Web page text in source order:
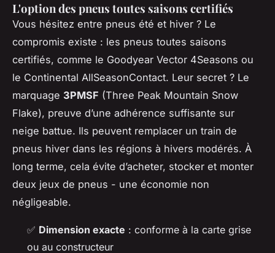
L'option des pneus toutes saisons certifiés
Vous hésitez entre pneus été et hiver ? Le
compromis existe : les pneus toutes saisons
certifiés, comme le Goodyear Vector 4Seasons ou
le Continental AllSeasonContact. Leur secret ? Le
marquage 3PMSF (Three Peak Mountain Snow
Flake), preuve d’une adhérence suffisante sur
neige battue. Ils peuvent remplacer un train de
pneus hiver dans les régions à hivers modérés. À
long terme, cela évite d’acheter, stocker et monter
deux jeux de pneus - une économie non
négligeable.
✅ Dimension exacte : conforme à la carte grise
ou au constructeur